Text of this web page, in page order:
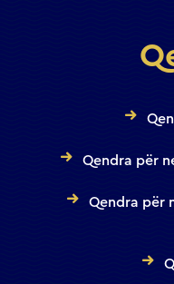
Qendra për
Qendra për